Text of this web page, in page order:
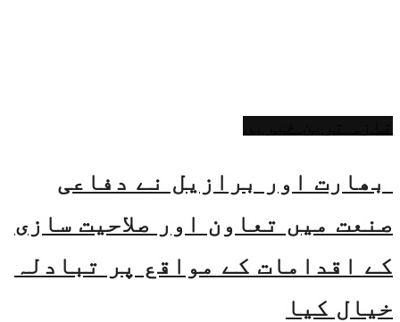
بھارت اور برازیل نے دفاعی
صنعت میں تعاون اور صلاحیت سازی
کے اقدامات کے مواقع پر تبادلہ
خیال کیا